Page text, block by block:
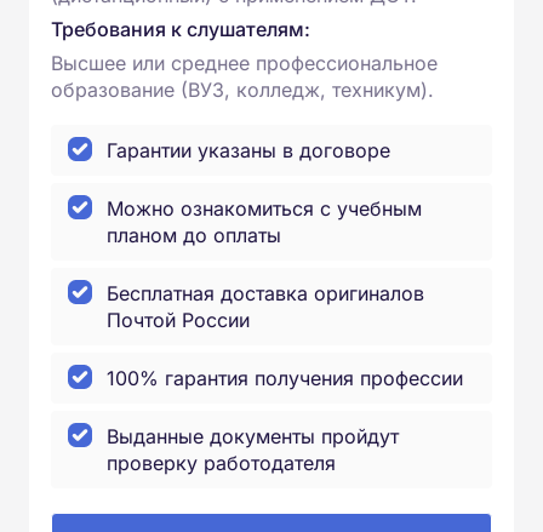
Требования к слушателям:
Высшее или среднее профессиональное
образование (ВУЗ, колледж, техникум).
Гарантии указаны в договоре
Можно ознакомиться с учебным
планом до оплаты
Бесплатная доставка оригиналов
Почтой России
100% гарантия получения профессии
Выданные документы пройдут
проверку работодателя